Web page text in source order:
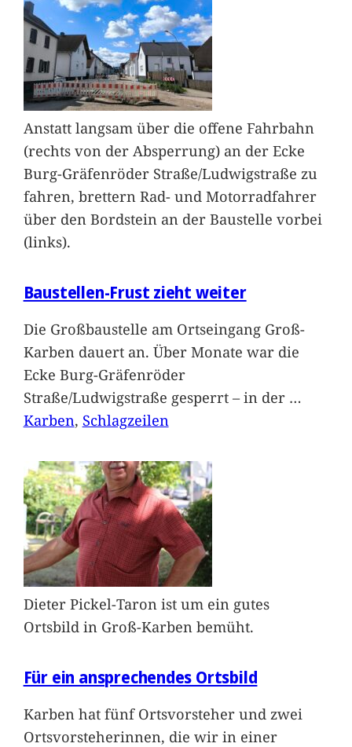
Anstatt langsam über die offene Fahrbahn
(rechts von der Absperrung) an der Ecke
Burg-Gräfenröder Straße/Ludwigstraße zu
fahren, brettern Rad- und Motorradfahrer
über den Bordstein an der Baustelle vorbei
(links).
Baustellen-Frust zieht weiter
Die Großbaustelle am Ortseingang Groß-
Karben dauert an. Über Monate war die
Ecke Burg-Gräfenröder
Straße/Ludwigstraße gesperrt – in der …
Karben, Schlagzeilen
Dieter Pickel-Taron ist um ein gutes
Ortsbild in Groß-Karben bemüht.
Für ein ansprechendes Ortsbild
Karben hat fünf Ortsvorsteher und zwei
Ortsvorsteherinnen, die wir in einer